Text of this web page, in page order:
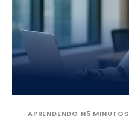
APRENDENDO N5 MINUTOS